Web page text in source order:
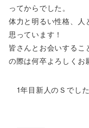
ってからでした。
体力と明るい性格、人
思っています！
皆さんとお会いするこ
の際は何卒よろしく
1年目新人のＳでした